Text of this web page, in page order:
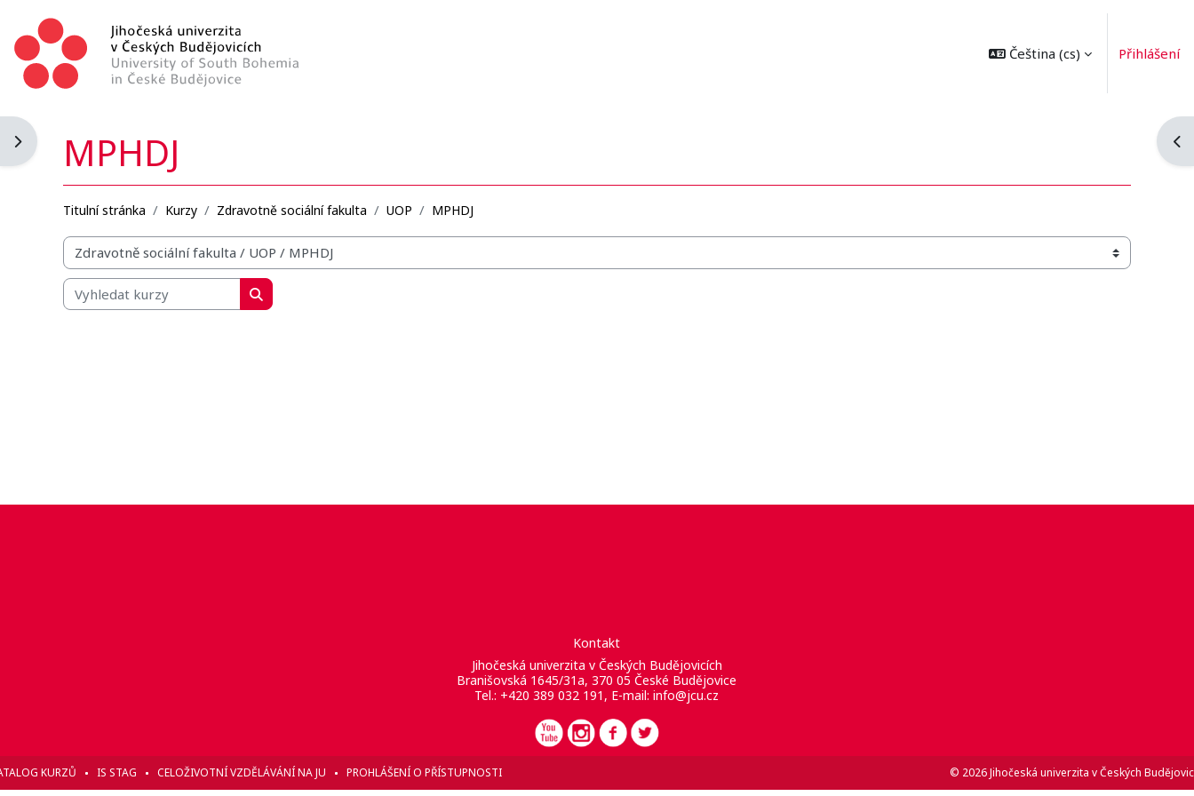
Čeština ‎(cs)‎ Přihlášení
Otevřít panel bloku
MPHDJ
Titulní stránka Kurzy Zdravotně sociální fakulta UOP MPHDJ
Organizační struktura kurzů
Vyhledat kurzy
Vyhledat kurzy
Kontakt
Jihočeská univerzita v Českých Budějovicích
Branišovská 1645/31a, 370 05 České Budějovice
Tel.: +420 389 032 191, E-mail: info@jcu.cz
KURZŮ IS STAG CELOŽIVOTNÍ VZDĚLÁVÁNÍ NA JU PROHLÁŠENÍ O PŘÍSTUPNOSTI © 2026 Jihočeská univerzita v Českých